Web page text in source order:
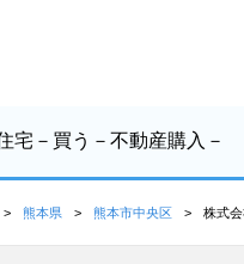
宅－ 買う －不動産購入－
熊本県 熊本市中央区 株式